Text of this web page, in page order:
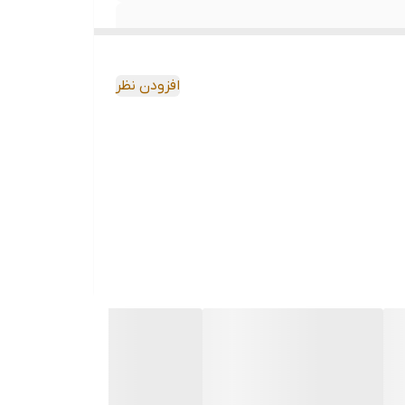
افزودن نظر